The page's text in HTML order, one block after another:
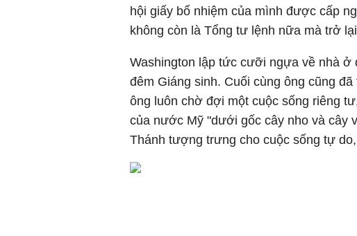
hội giấy bổ nhiệm của mình được cấp
không còn là Tổng tư lệnh nữa mà trở
Washington lập tức cưỡi ngựa về nhà ở
đêm Giáng sinh. Cuối cùng ông cũng
ông luôn chờ đợi một cuộc sống riêng
của nước Mỹ "dưới gốc cây nho và cây
Thánh tượng trưng cho cuộc sống tự